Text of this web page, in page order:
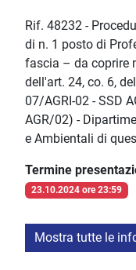
Rif. 48232 -
di n. 1 posto di
fascia – da coprire
dell'art. 24, co. 6,
07/AGRI-02 - SSD
AGR/02) -
e Ambientali di
Termine
23.10.2024 ore 23:59
Mostra tutte le